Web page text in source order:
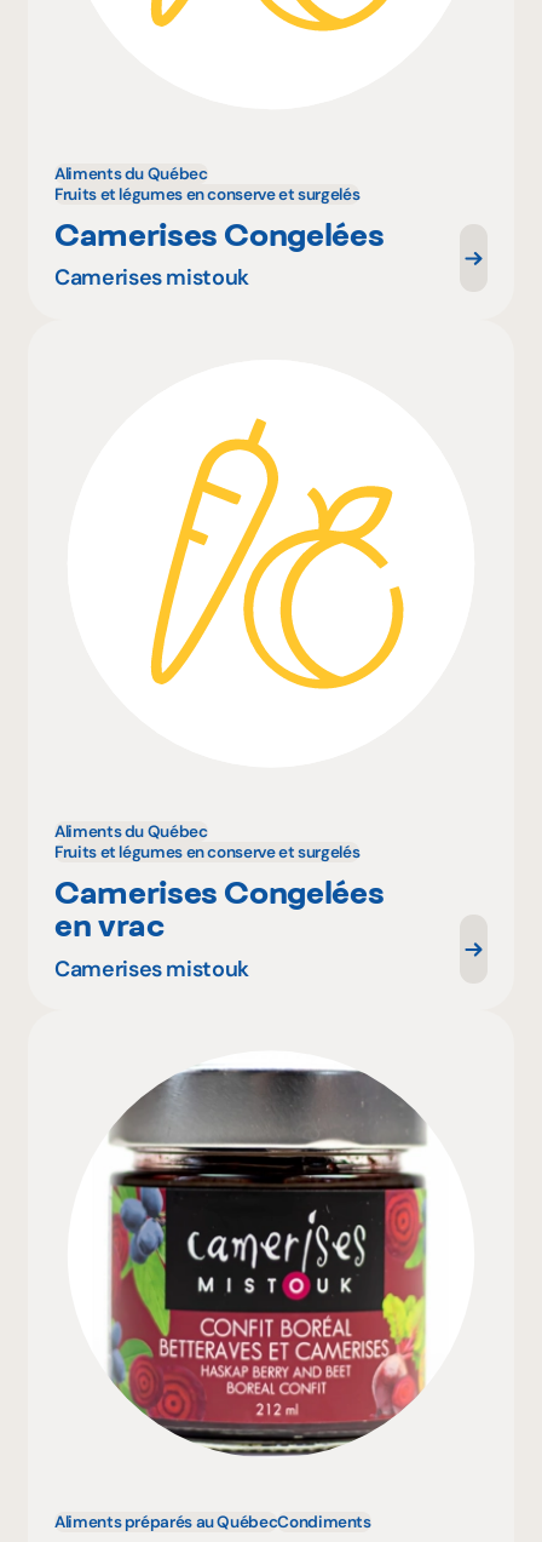
Aliments du Québec
Fruits et légumes en conserve et surgelés
Camerises Congelées
Camerises mistouk
Aliments du Québec
Fruits et légumes en conserve et surgelés
Camerises Congelées
en vrac
Camerises mistouk
Aliments préparés au QuébecCondiments